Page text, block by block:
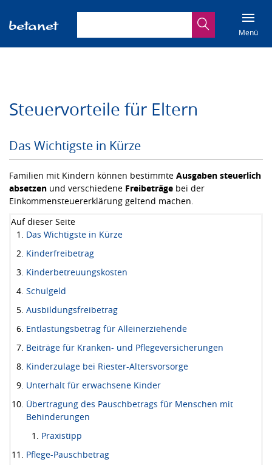
SucheMenü
Steuervorteile für Eltern
Das Wichtigste in Kürze
Familien mit Kindern können bestimmte Ausgaben steuerlich
absetzen und verschiedene Freibeträge bei der
Einkommensteuererklärung geltend machen.
Auf dieser Seite
Das Wichtigste in Kürze
Kinderfreibetrag
Kinderbetreuungskosten
Schulgeld
Ausbildungsfreibetrag
Entlastungsbetrag für Alleinerziehende
Beiträge für Kranken- und Pflegeversicherungen
Kinderzulage bei Riester-Altersvorsorge
Unterhalt für erwachsene Kinder
Übertragung des Pauschbetrags für Menschen mit
Behinderungen
Praxistipp
Pflege-Pauschbetrag